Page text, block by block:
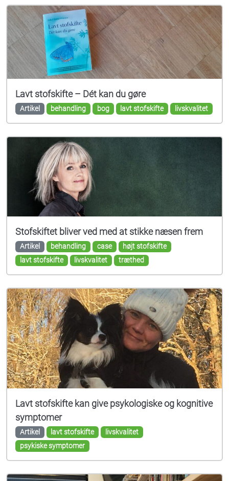
Lavt stofskifte – Dét kan du gøre
Artikel behandling bog lavt stofskifte livskvalitet
Stofskiftet bliver ved med at stikke næsen frem
Artikel behandling case
højt stofskifte
lavt stofskifte
livskvalitet træthed
Lavt stofskifte kan give psykologiske og kognitive
symptomer
Artikel lavt stofskifte
livskvalitet
psykiske symptomer